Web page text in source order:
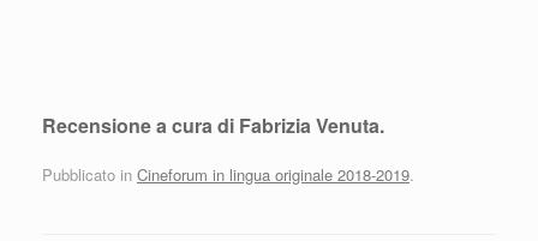
Recensione a cura di Fabrizia Venuta.
Pubblicato in Cineforum in lingua originale 2018-2019.